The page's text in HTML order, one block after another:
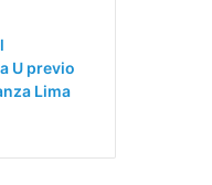
U previo
Lima